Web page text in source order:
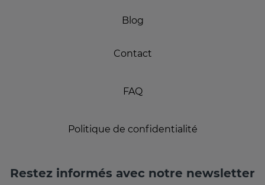
Blog
Contact
FAQ
Politique de confidentialité
Restez informés avec notre newsletter